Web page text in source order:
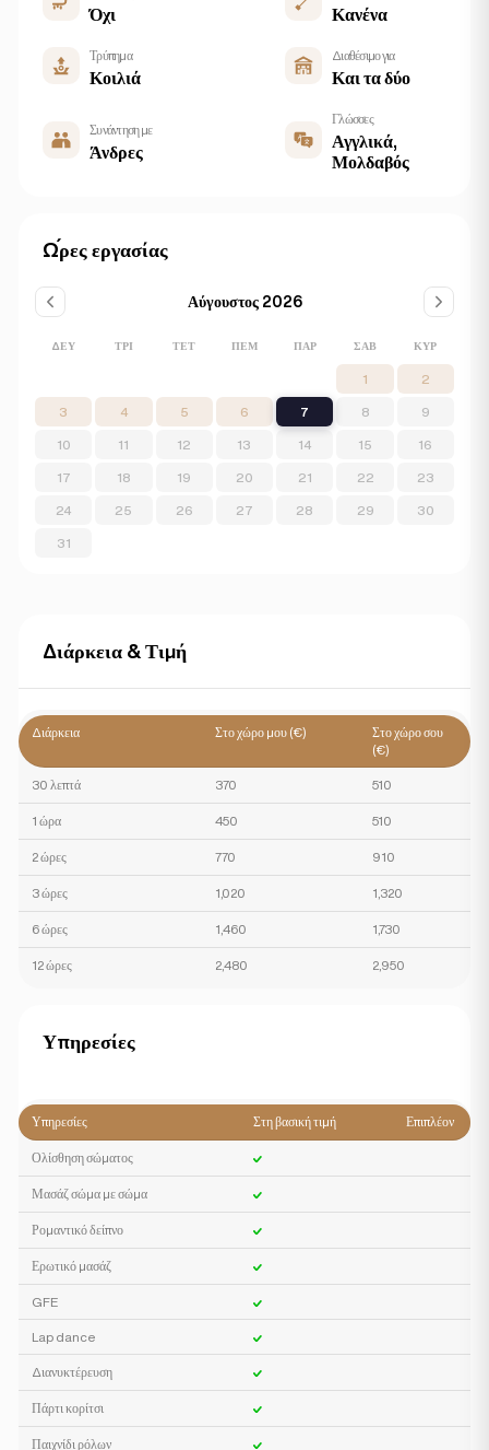
Όχι Κανένα
Τρύπημα
Κοιλιά
Διαθέσιμο για
Και τα δύο
Συνάντηση με
Άνδρες
Γλώσσες
Αγγλικά,
Μολδαβός
Ώρες εργασίας
Αύγουστος 2026
ΔΕΥ ΤΡΊ ΤΕΤ ΠΈΜ ΠΑΡ ΣΆΒ ΚΥΡ
1 2
3 4 5 6 7 8 9
10 11 12 13 14 15 16
17 18 19 20 21 22 23
24 25 26 27 28 29 30
31
Διάρκεια & Τιμή
Διάρκεια Στο χώρο μου (€)
Στο χώρο σου
(€)
30 λεπτά 370 510
1 ώρα 450 510
2 ώρες 770 910
3 ώρες 1,020 1,320
6 ώρες 1,460 1,730
12 ώρες 2,480 2,950
Υπηρεσίες
Υπηρεσίες Στη βασική τιμή Επιπλέον
Ολίσθηση σώματος
Μασάζ σώμα με σώμα
Ρομαντικό δείπνο
Ερωτικό μασάζ
GFE
Lap dance
Διανυκτέρευση
Πάρτι κορίτσι
Παιχνίδι ρόλων